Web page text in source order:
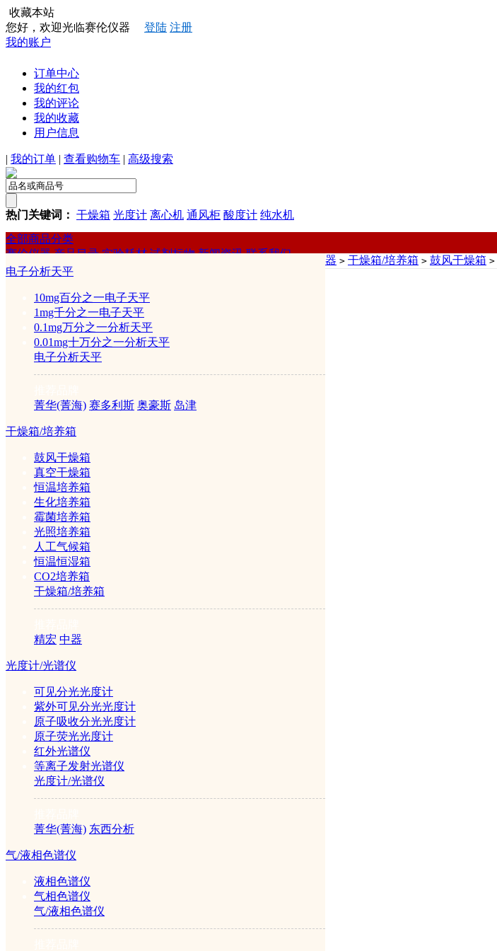
收藏本站
您好，欢迎光临赛伦仪器
登陆 注册
我的账户
订单中心
我的红包
我的评论
我的收藏
用户信息
| 我的订单 | 查看购物车 | 高级搜索
热门关键词： 干燥箱 光度计 离心机 通风柜 酸度计 纯水机
全部商品分类
电子分析天平
10mg百分之一电子天平
1mg千分之一电子天平
0.1mg万分之一分析天平
0.01mg十万分之一分析天平
电子分析天平
菁华(菁海) 赛多利斯 奥豪斯 岛津
干燥箱/培养箱
鼓风干燥箱
真空干燥箱
恒温培养箱
生化培养箱
霉菌培养箱
光照培养箱
人工气候箱
恒温恒湿箱
CO2培养箱
干燥箱/培养箱
精宏 中器
光度计/光谱仪
可见分光光度计
紫外可见分光光度计
原子吸收分光光度计
原子荧光光度计
红外光谱仪
等离子发射光谱仪
光度计/光谱仪
菁华(菁海) 东西分析
气/液相色谱仪
液相色谱仪
气相色谱仪
气/液相色谱仪
赛伦仪器产品目录 实验耗材 试剂标物 新闻资讯 联系我们
赛伦仪器 > 干燥箱/培养箱 > 鼓风干燥箱 >
干燥箱/培养箱
鼓风干燥
箱
真空干燥
箱
恒温培养
箱
生化培养
箱
霉菌培养
箱
光照培养
箱
箱
恒温恒湿
箱